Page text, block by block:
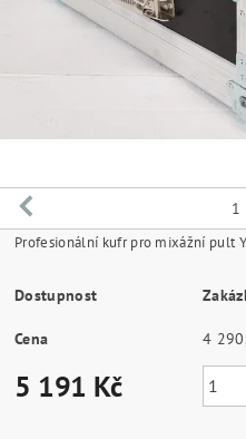
1
Profesionální kufr pro mixážní pult
Dostupnost
Cena
5 191 Kč